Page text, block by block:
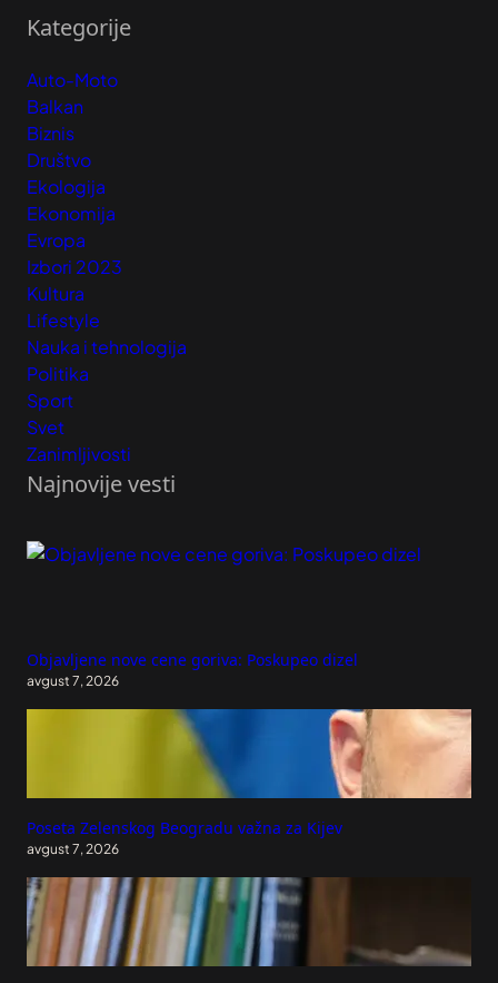
Kategorije
Auto-Moto
Balkan
Biznis
Društvo
Ekologija
Ekonomija
Evropa
Izbori 2023
Kultura
Lifestyle
Nauka i tehnologija
Politika
Sport
Svet
Zanimljivosti
Najnovije vesti
Objavljene nove cene goriva: Poskupeo dizel
avgust 7, 2026
Poseta Zelenskog Beogradu važna za Kijev
avgust 7, 2026